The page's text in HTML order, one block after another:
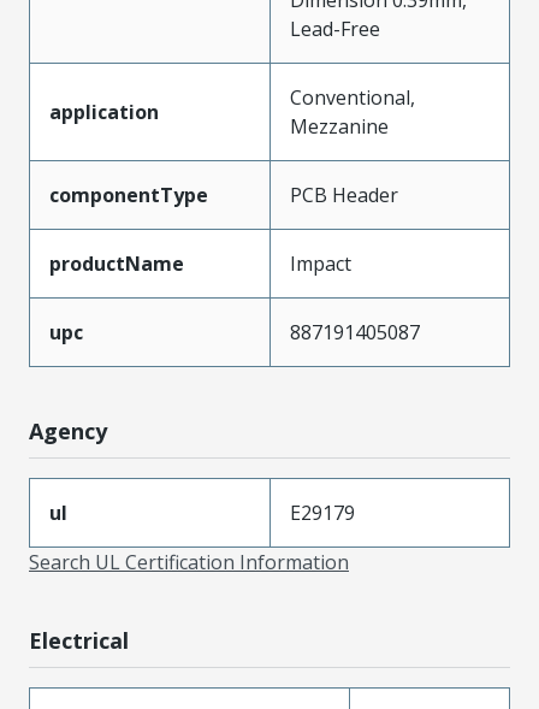
Lead-Free
application
Conventional,
Mezzanine
componentType PCB Header
productName Impact
upc 887191405087
Agency
ul
E29179
Search UL Certification Information
Electrical